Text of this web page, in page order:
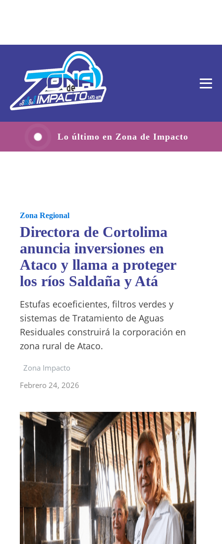
Lo último en Zona de Impacto
Zona Regional
Directora de Cortolima
anuncia inversiones en
Ataco y llama a proteger
los ríos Saldaña y Atá
Estufas ecoeficientes, filtros verdes y
sistemas de Tratamiento de Aguas
Residuales construirá la corporación en
zona rural de Ataco.
Zona Impacto
Febrero 24, 2026